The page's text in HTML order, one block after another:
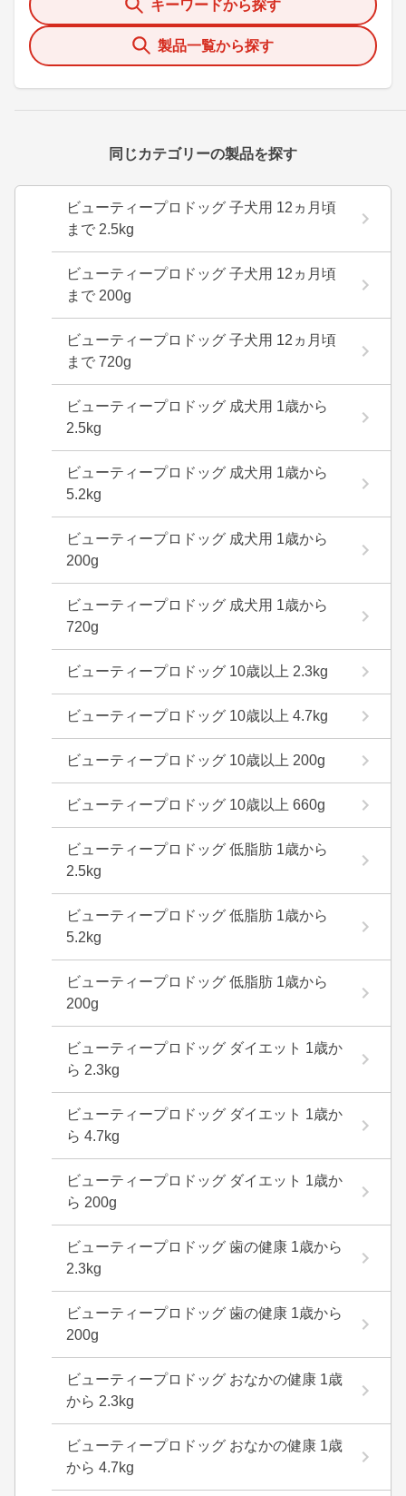
キーワードから探す
製品一覧から探す
同じカテゴリーの製品を探す
ビューティープロドッグ 子犬用 12ヵ月頃
まで 2.5kg
ビューティープロドッグ 子犬用 12ヵ月頃
まで 200g
ビューティープロドッグ 子犬用 12ヵ月頃
まで 720g
ビューティープロドッグ 成犬用 1歳から
2.5kg
ビューティープロドッグ 成犬用 1歳から
5.2kg
ビューティープロドッグ 成犬用 1歳から
200g
ビューティープロドッグ 成犬用 1歳から
720g
ビューティープロドッグ 10歳以上 2.3kg
ビューティープロドッグ 10歳以上 4.7kg
ビューティープロドッグ 10歳以上 200g
ビューティープロドッグ 10歳以上 660g
ビューティープロドッグ 低脂肪 1歳から
2.5kg
ビューティープロドッグ 低脂肪 1歳から
5.2kg
ビューティープロドッグ 低脂肪 1歳から
200g
ビューティープロドッグ ダイエット 1歳か
ら 2.3kg
ビューティープロドッグ ダイエット 1歳か
ら 4.7kg
ビューティープロドッグ ダイエット 1歳か
ら 200g
ビューティープロドッグ 歯の健康 1歳から
2.3kg
ビューティープロドッグ 歯の健康 1歳から
200g
ビューティープロドッグ おなかの健康 1歳
から 2.3kg
ビューティープロドッグ おなかの健康 1歳
から 4.7kg